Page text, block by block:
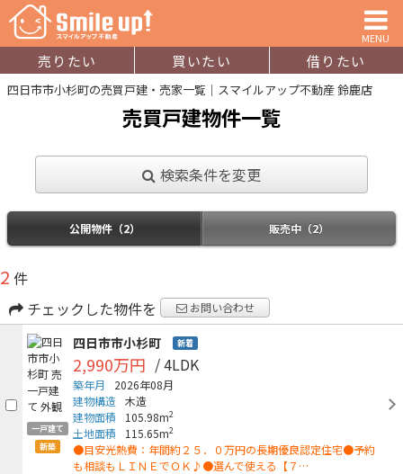
MENU
売りたい 買いたい 借りたい
四日市市小杉町の売買戸建・売家一覧｜スマイルアップ不動産 鈴鹿店
売買戸建物件一覧
検索条件を変更
公開物件（2） 販売中（2）
2 件
チェックした物件を
お問い合わせ
一戸建て
新築
四日市市小杉町 新着
2,990万円 / 4LDK
築年月
2026年08月
建物構造 木造
建物面積
105.98m2
土地面積 115.65m2
●目安光熱費：年間約２５．０万円の長期優良認定住宅●予約
も相談もＬＩＮＥでＯＫ♪●選んで使える【７…